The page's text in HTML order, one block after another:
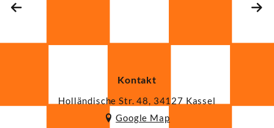
Kontakt
Holländische Str. 48, 34127 Kassel
Google Map